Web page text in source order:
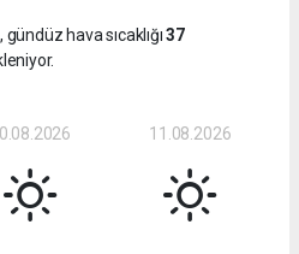
, gündüz hava sıcaklığı37
11.08.2026